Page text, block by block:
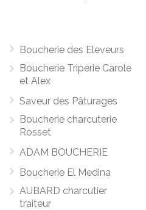
Boucherie des Eleveurs
Boucherie Triperie Carole
et Alex
Saveur des Pâturages
Boucherie charcuterie
Rosset
ADAM BOUCHERIE
Boucherie El Medina
AUBARD charcutier
traiteur